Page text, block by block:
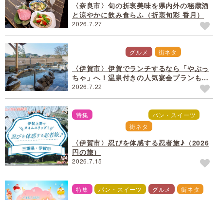
〈奈良市〉旬の折衷美味を県内外の秘蔵酒
と涼やかに飲み食らふ（折衷旬彩 香月）
2026.7.27
グルメ 街ネタ
〈伊賀市〉伊賀でランチするなら「やぶっ
ちゃ」へ！温泉付きの人気宴会プランも
（島ヶ原温泉 やぶっちゃの湯）
2026.7.22
特集
パン・スイーツ
街ネタ
〈伊賀市〉忍びを体感する忍者旅♪（2026
円の旅）
2026.7.15
特集 パン・スイーツ グルメ 街ネタ